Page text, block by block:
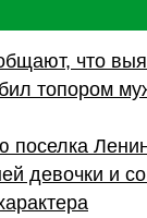
что
топором
поселка
девочки и